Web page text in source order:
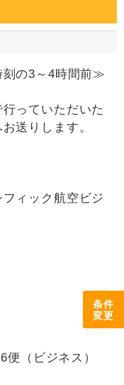
条件
変更
の3～4時間前≫
っていただいた
送りします。
ィック航空ビジ
（ビジネス）